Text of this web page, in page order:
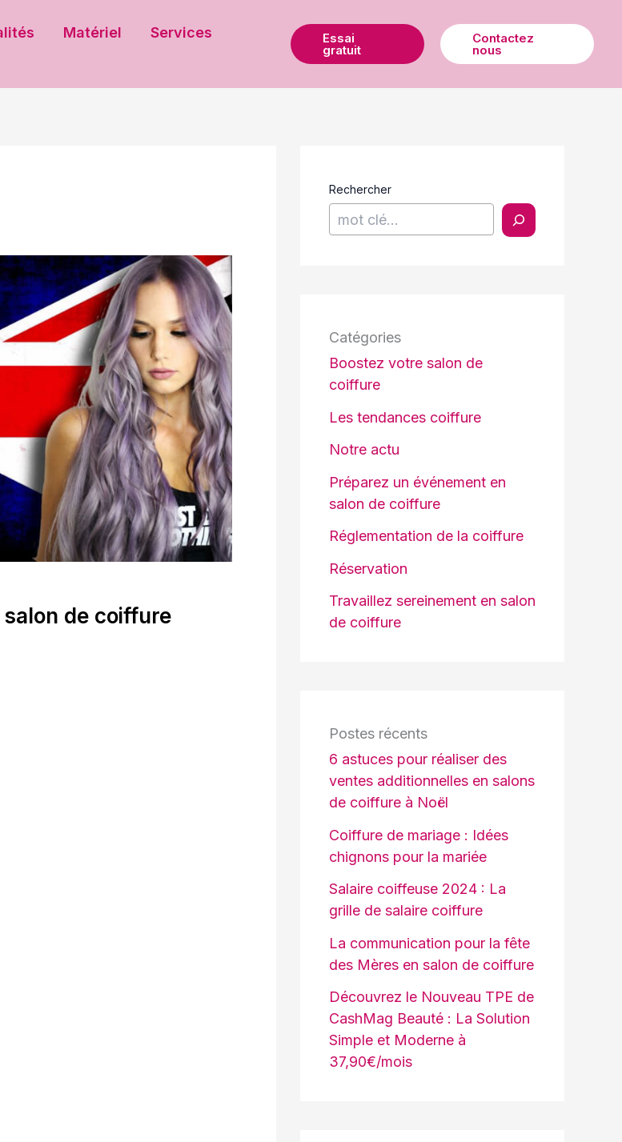
Matériel
Services
Essai
gratuit
Contactez
nous
de coiffure
Rechercher
Catégories
Boostez votre salon de
coiffure
Les tendances coiffure
Notre actu
Préparez un événement en
salon de coiffure
Réglementation de la coiffure
Réservation
Travaillez sereinement en salon
de coiffure
Postes récents
6 astuces pour réaliser des
ventes additionnelles en salons
de coiffure à Noël
Coiffure de mariage : Idées
chignons pour la mariée
Salaire coiffeuse 2024 : La
grille de salaire coiffure
La communication pour la fête
des Mères en salon de coiffure
Découvrez le Nouveau TPE de
CashMag Beauté : La Solution
Simple et Moderne à
37,90€/mois